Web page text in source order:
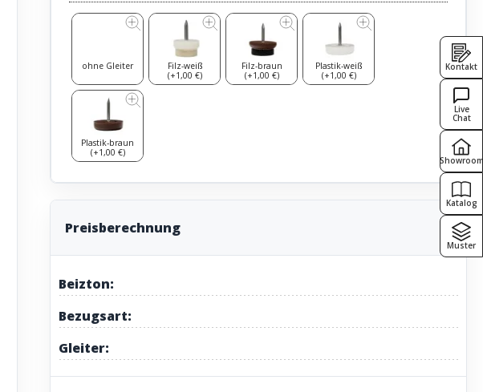
ohne Gleiter
Filz-weiß
(+1,00 €)
Filz-braun
(+1,00 €)
Plastik-weiß
(+1,00 €)
Plastik-braun
(+1,00 €)
Preisberechnung
Beizton:
Bezugsart:
Gleiter:
Kontakt
Live
Chat
Showroom
Katalog
Muster